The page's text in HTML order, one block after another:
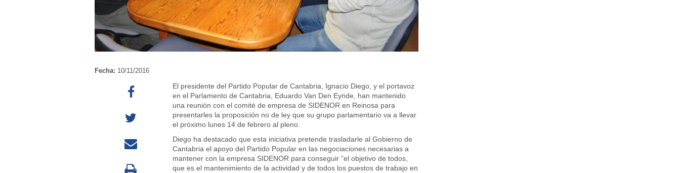
Fecha: 10/11/2016
El presidente del Partido Popular de Cantabria, Ignacio Diego, y el portavoz
en el Parlamento de Cantabria, Eduardo Van Den Eynde, han mantenido
una reunión con el comité de empresa de SIDENOR en Reinosa para
presentarles la proposición no de ley que su grupo parlamentario va a llevar
el próximo lunes 14 de febrero al pleno.
Diego ha destacado que esta iniciativa pretende trasladarle al Gobierno de
Cantabria el apoyo del Partido Popular en las negociaciones necesarias a
mantener con la empresa SIDENOR para conseguir “el objetivo de todos,
que es el mantenimiento de la actividad y de todos los puestos de trabajo en